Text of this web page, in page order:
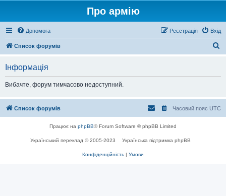
Про армію
Допомога Вхід
Реєстрація
Список форумів
Інформація
Вибачте, форум тимчасово недоступний.
Список форумів Часовий пояс UTC
Працює на phpBB® Forum Software © phpBB Limited
Український переклад © 2005-2023 Українська підтримка phpBB
Конфіденційність | Умови